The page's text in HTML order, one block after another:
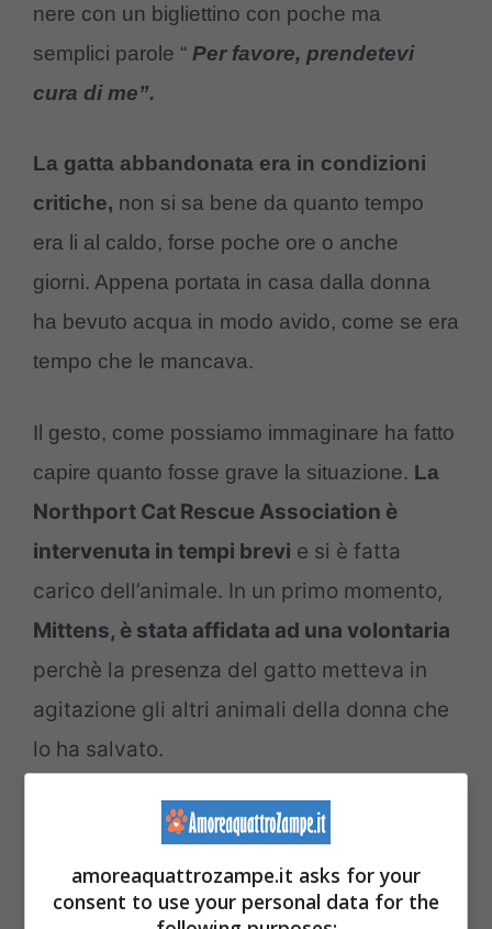
nere con un bigliettino con poche ma
semplici parole “ Per favore, prendetevi
cura di me”.
La gatta abbandonata era in condizioni
critiche, non si sa bene da quanto tempo
era li al caldo, forse poche ore o anche
giorni. Appena portata in casa dalla donna
ha bevuto acqua in modo avido, come se era
tempo che le mancava.
Il gesto, come possiamo immaginare ha fatto
capire quanto fosse grave la situazione. La
Northport Cat Rescue Association è
intervenuta in tempi brevi e si è fatta
carico dell’animale. In un primo momento,
Mittens, è stata affidata ad una volontaria
perchè la presenza del gatto metteva in
agitazione gli altri animali della donna che
lo ha salvato.
Il gatto era dolce, affettuoso e cercava il
abbandonata in quelle condizioni. Stando a
amoreaquattrozampe.it asks for your
consent to use your personal data for the